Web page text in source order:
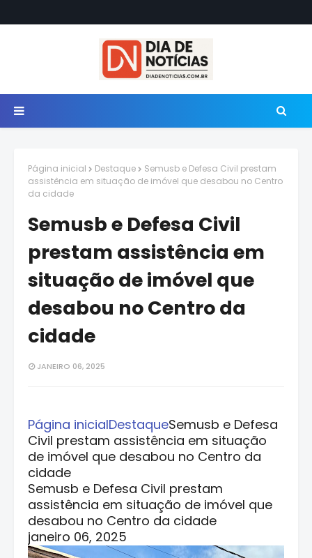
Página inicial Destaque
Semusb e Defesa Civil prestam
assistência em situação de imóvel que desabou no Centro
da cidade
Semusb e Defesa Civil
prestam assistência em
situação de imóvel que
desabou no Centro da
cidade
JANEIRO 06, 2025
Página inicialDestaqueSemusb e Defesa
Civil prestam assistência em situação
de imóvel que desabou no Centro da
cidade
Semusb e Defesa Civil prestam
assistência em situação de imóvel que
desabou no Centro da cidade
janeiro 06, 2025